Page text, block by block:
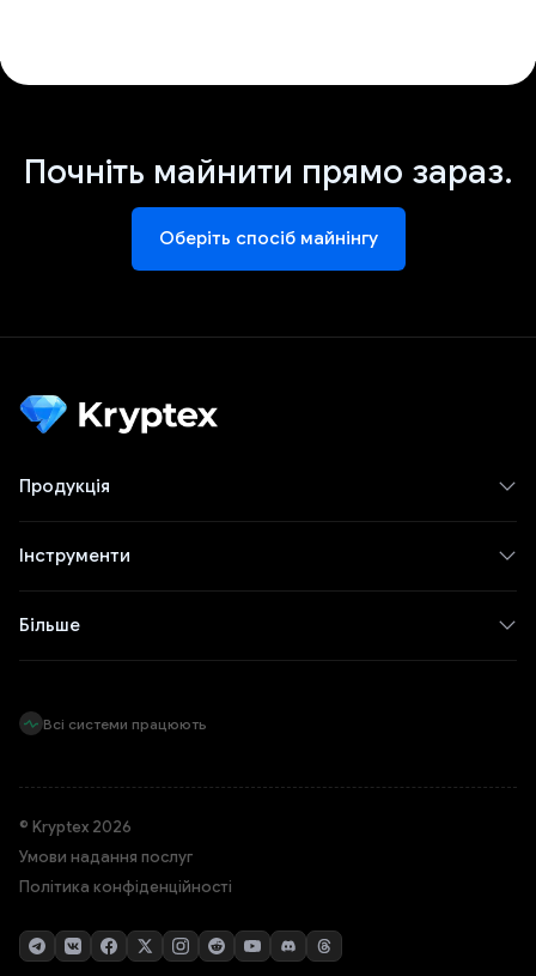
Почніть майнити прямо зараз.
Оберіть спосіб майнінгу
Продукція
Інструменти
Більше
Всі системи працюють
© Kryptex 2026
Умови надання послуг
Політика конфіденційності